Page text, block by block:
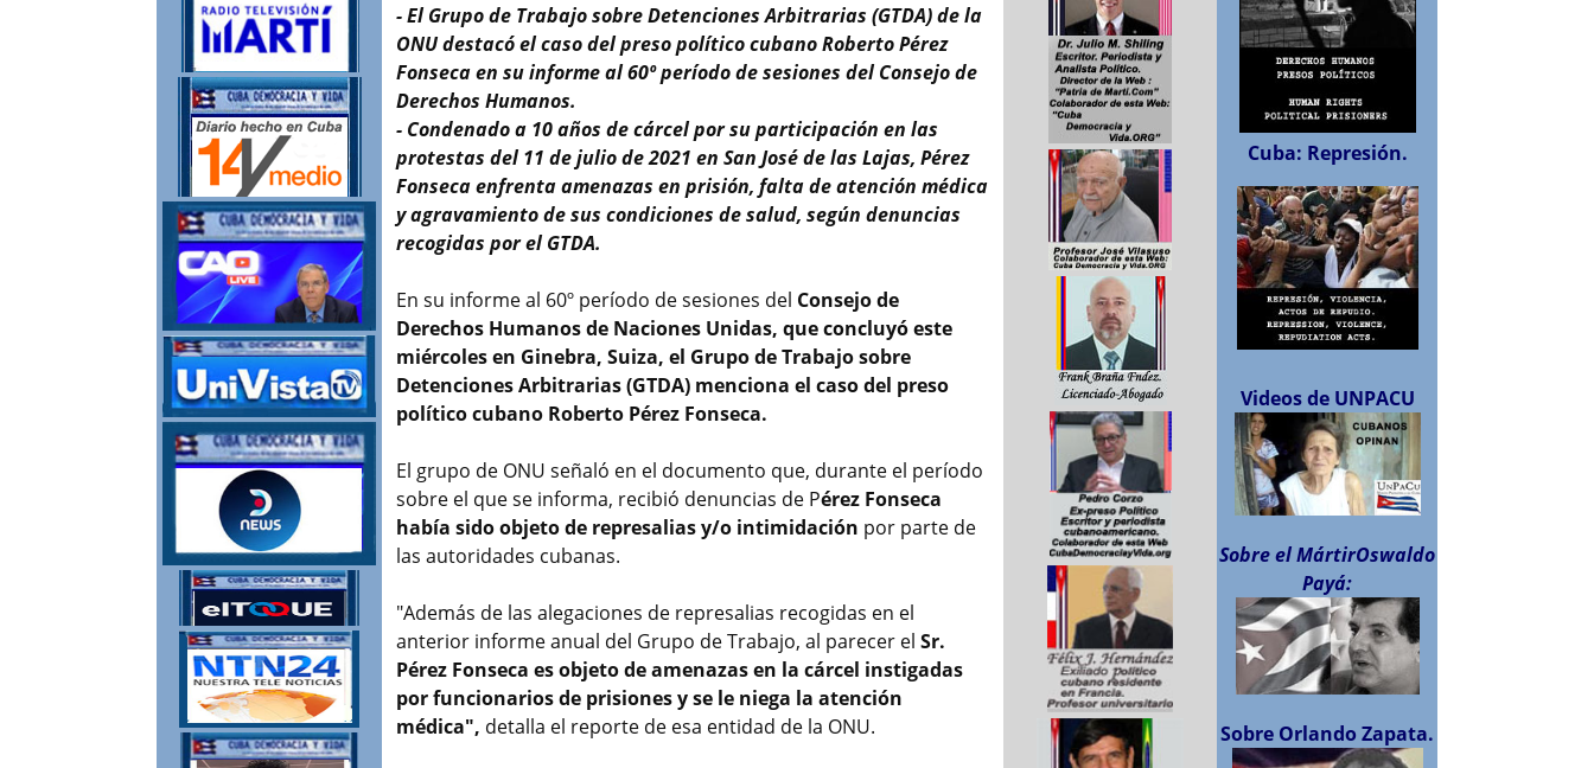
- El Grupo de Trabajo sobre Detenciones Arbitrarias (GTDA) de la
ONU destacó el caso del preso político cubano Roberto Pérez
Fonseca en su informe al 60º período de sesiones del Consejo de
Derechos Humanos.
- Condenado a 10 años de cárcel por su participación en las
protestas del 11 de julio de 2021 en San José de las Lajas, Pérez
Fonseca enfrenta amenazas en prisión, falta de atención médica
y agravamiento de sus condiciones de salud, según denuncias
recogidas por el GTDA.
En su informe al 60º período de sesiones del Consejo de
Derechos Humanos de Naciones Unidas, que concluyó este
miércoles en Ginebra, Suiza, el Grupo de Trabajo sobre
Detenciones Arbitrarias (GTDA) menciona el caso del preso
político cubano Roberto Pérez Fonseca.
El grupo de ONU señaló en el documento que, durante el período
sobre el que se informa, recibió denuncias de Pérez Fonseca
había sido objeto de represalias y/o intimidación por parte de
las autoridades cubanas.
"Además de las alegaciones de represalias recogidas en el
anterior informe anual del Grupo de Trabajo, al parecer el Sr.
Pérez Fonseca es objeto de amenazas en la cárcel instigadas
por funcionarios de prisiones y se le niega la atención
médica", detalla el reporte de esa entidad de la ONU.
Cuba: Represión.
Videos de UNPACU
Sobre el MártirOswaldo
Payá:
Sobre Orlando Zapata.